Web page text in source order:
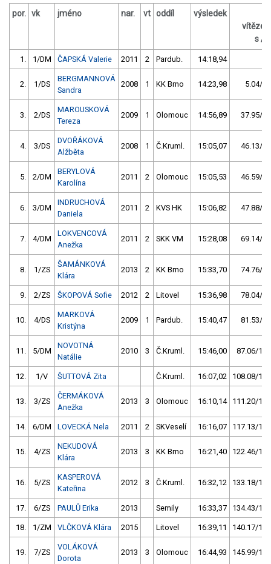
por. vk jméno nar. vt oddíl výsledek
s /
1. 1/DM ČAPSKÁ Valerie 2011 2 Pardub. 14:18,94
2. 1/DS
BERGMANNOVÁ
Sandra
2008 1 KK Brno 14:23,98 5.04/
3. 2/DS
MAROUSKOVÁ
Tereza
2009 1 Olomouc 14:56,89 37.95/
4. 3/DS
DVOŘÁKOVÁ
Alžběta
2008 1 Č.Kruml. 15:05,07 46.13/
5. 2/DM
BERYLOVÁ
Karolína
2011 2 Olomouc 15:05,53 46.59/
6. 3/DM
INDRUCHOVÁ
Daniela
2011 2 KVS HK 15:06,82 47.88/
7. 4/DM
LOKVENCOVÁ
Anežka
2011 2 SKK VM 15:28,08 69.14/
8. 1/ZS
ŠAMÁNKOVÁ
Klára
2013 2 KK Brno 15:33,70 74.76/
9. 2/ZS ŠKOPOVÁ Sofie 2012 2 Litovel 15:36,98 78.04/
10. 4/DS
MARKOVÁ
Kristýna
2009 1 Pardub. 15:40,47 81.53/
11. 5/DM
NOVOTNÁ
Natálie
2010 3 Č.Kruml. 15:46,00 87.06/
12. 1/V ŠUTTOVÁ Zita Č.Kruml. 16:07,02 108.08/
13. 3/ZS
ČERMÁKOVÁ
Anežka
2013 3 Olomouc 16:10,14 111.20/
14. 6/DM LOVECKÁ Nela 2011 2 SKVeselí 16:16,07 117.13/
15. 4/ZS
NEKUDOVÁ
Klára
2013 3 KK Brno 16:21,40 122.46/
16. 5/ZS
KASPEROVÁ
Kateřina
2012 3 Č.Kruml. 16:32,12 133.18/
17. 6/ZS PAULŮ Erika 2013 Semily 16:33,37 134.43/
18. 1/ZM VLČKOVÁ Klára 2015 Litovel 16:39,11 140.17/
19. 7/ZS
VOLÁKOVÁ
Dorota
2013 3 Olomouc 16:44,93 145.99/